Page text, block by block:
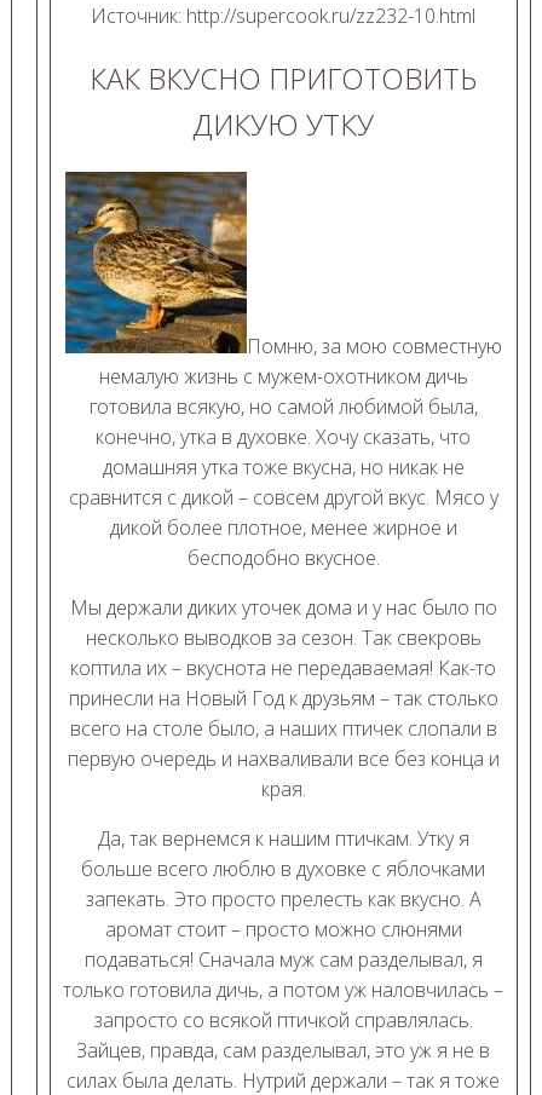
Источник: http://supercook.ru/zz232-10.html
КАК ВКУСНО ПРИГОТОВИТЬ
ДИКУЮ УТКУ
Помню, за мою совместную
немалую жизнь с мужем-охотником дичь
готовила всякую, но самой любимой была,
конечно, утка в духовке. Хочу сказать, что
домашняя утка тоже вкусна, но никак не
сравнится с дикой – совсем другой вкус. Мясо у
дикой более плотное, менее жирное и
бесподобно вкусное.
Мы держали диких уточек дома и у нас было по
несколько выводков за сезон. Так свекровь
коптила их – вкуснота не передаваемая! Как-то
принесли на Новый Год к друзьям – так столько
всего на столе было, а наших птичек слопали в
первую очередь и нахваливали все без конца и
края.
Да, так вернемся к нашим птичкам. Утку я
больше всего люблю в духовке с яблочками
запекать. Это просто прелесть как вкусно. А
аромат стоит – просто можно слюнями
подаваться! Сначала муж сам разделывал, я
только готовила дичь, а потом уж наловчилась –
запросто со всякой птичкой справлялась.
Зайцев, правда, сам разделывал, это уж я не в
силах была делать. Нутрий держали – так я тоже